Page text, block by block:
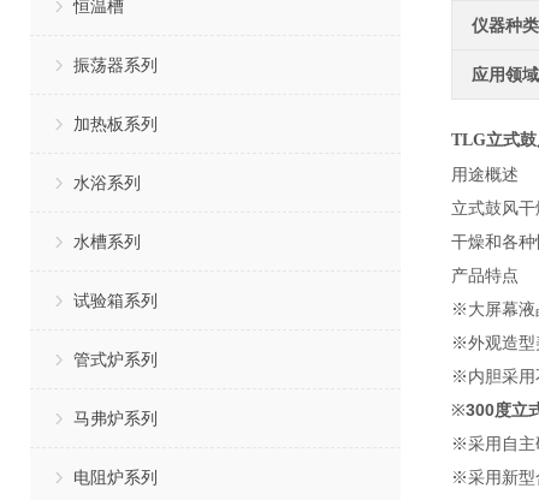
恒温槽
振荡器系列
加热板系列
水浴系列
水槽系列
试验箱系列
管式炉系列
马弗炉系列
电阻炉系列
仪器种类
应用领域
TLG立式
用途概述
立式鼓风
干燥和各
产品特点
※大屏幕液
※外观造型
※内胆采用
※300度立
※采用自主
※采用新型